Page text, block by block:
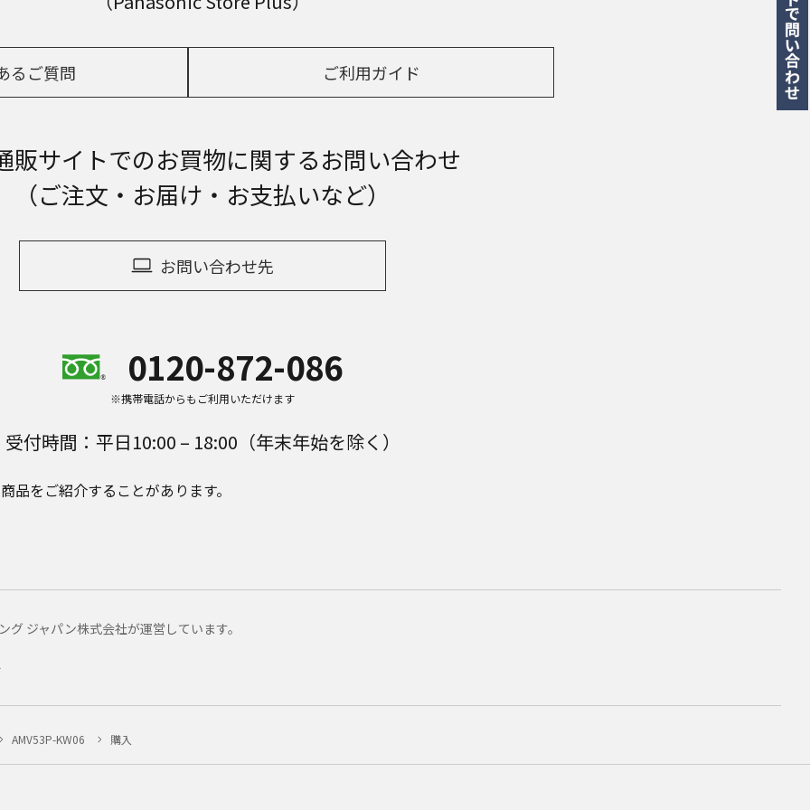
るご質問 ご利用ガイド
販サイトでのお買物に関するお問い合わせ
（ご注文・お届け・お支払いなど）
お問い合わせ先
0120-872-086
※携帯電話からもご利用いただけます
受付時間：平日10:00 – 18:00（年末年始を除く）
品をご紹介することがあります。
ジャパン株式会社が運営しています。
AMV53P-KW06 購入